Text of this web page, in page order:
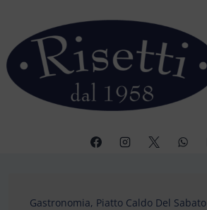
contenuto
principale
Gastronomia, Piatto Caldo Del Sabato